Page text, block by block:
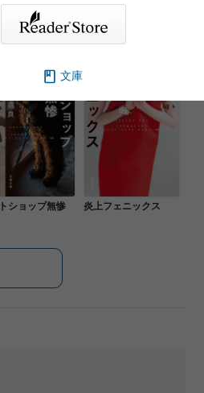
ショップ無惨 炎上フェニックス
文庫